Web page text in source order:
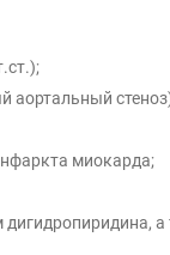
аортальный
миокарда;